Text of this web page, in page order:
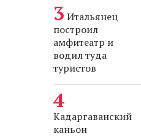
Итальянец
построил
амфитеатр и
водил туда
туристов
Кадаргаванский
каньон